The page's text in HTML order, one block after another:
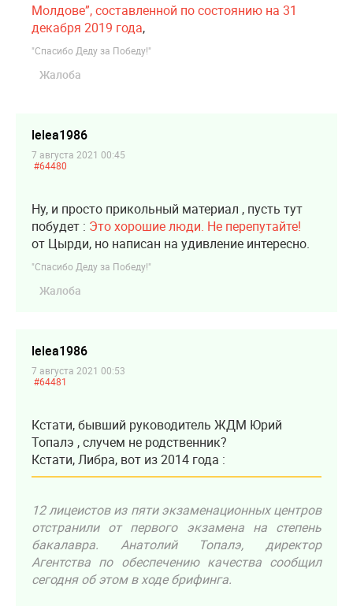
Молдове”, составленной по состоянию на 31
декабря 2019 года,
"Спасибо Деду за Победу!"
Жалоба
lelea1986
7 августа 2021 00:45
#64480
Ну, и просто прикольный материал , пусть тут
побудет : Это хорошие люди. Не перепутайте!
от Цырди, но написан на удивление интересно.
"Спасибо Деду за Победу!"
Жалоба
lelea1986
7 августа 2021 00:53
#64481
Кстати, бывший руководитель ЖДМ Юрий
Топалэ , случем не родственник?
Кстати, Либра, вот из 2014 года :
12 лицеистов из пяти экзаменационных центров
отстранили от первого экзамена на степень
бакалавра. Анатолий Топалэ, директор
Агентства по обеспечению качества сообщил
сегодня об этом в ходе брифинга.